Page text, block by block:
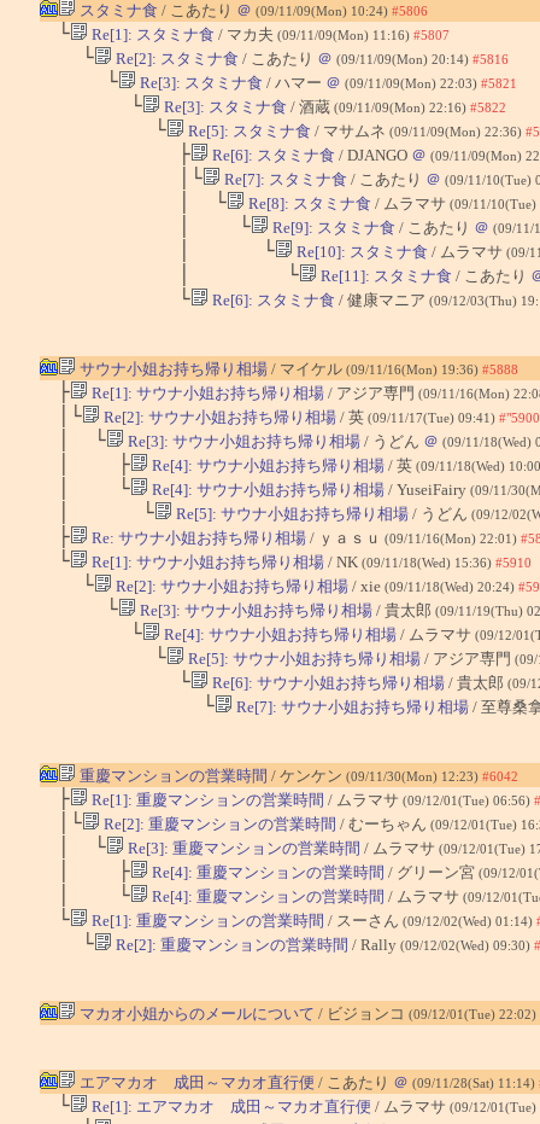
スタミナ食 / こあたり ＠ (09/11/09(Mon) 10:24) #5806
└ Re[1]: スタミナ食 / マカ夫 (09/11/09(Mon) 11:16) #5807
└ Re[2]: スタミナ食 / こあたり ＠ (09/11/09(Mon) 20:14) #5816
└ Re[3]: スタミナ食 / ハマー ＠ (09/11/09(Mon) 22:03) #5821
└ Re[3]: スタミナ食 / 酒蔵 (09/11/09(Mon) 22:16) #5822
└ Re[5]: スタミナ食 / マサムネ (09/11/09(Mon) 22:36)
├ Re[6]: スタミナ食 / DJANGO ＠ (09/11/09(Mon)
│└ Re[7]: スタミナ食 / こあたり ＠ (09/11/10(Tue)
│ └ Re[8]: スタミナ食 / ムラマサ (09/11/
│ └ Re[9]: スタミナ食 / こあたり ＠ (09/11/
│ └ Re[10]: スタミナ食 / ムラマサ (09/
│ └ Re[11]: スタミナ食 / こあたり
└ Re[6]: スタミナ食 / 健康マニア (09/12/03(Thu)
サウナ小姐お持ち帰り相場/ マイケル (09/11/16(Mon) 19:36) #5888
├ Re[1]: サウナ小姐お持ち帰り相場/ アジア専門 (09/11/16(Mon)
│└ Re[2]: サウナ小姐お持ち帰り相場/ 英 (09/11/17(Tue) 09:41) #"5900
│ └ Re[3]: サウナ小姐お持ち帰り相場/ うどん ＠ (09/11/18(Wed)
│ ├ Re[4]: サウナ小姐お持ち帰り相場/ 英 (09/11/18(Wed)
│ └ Re[4]: サウナ小姐お持ち帰り相場/ YuseiFairy (09/11/
│ └ Re[5]: サウナ小姐お持ち帰り相場/ うどん (09/12/
├ Re: サウナ小姐お持ち帰り相場/ ｙａｓｕ (09/11/16(Mon) 22:01)
└ Re[1]: サウナ小姐お持ち帰り相場/ NK (09/11/18(Wed) 15:36) #5910
└ Re[2]: サウナ小姐お持ち帰り相場/ xie (09/11/18(Wed) 20:24)
└ Re[3]: サウナ小姐お持ち帰り相場/ 貴太郎 (09/11/19(Thu)
└ Re[4]: サウナ小姐お持ち帰り相場/ ムラマサ (09/12/
└ Re[5]: サウナ小姐お持ち帰り相場/ アジア専門 (09/
└ Re[6]: サウナ小姐お持ち帰り相場/ 貴太郎 (09/
└ Re[7]: サウナ小姐お持ち帰り相場/ 至尊桑
重慶マンションの営業時間 / ケンケン (09/11/30(Mon) 12:23) #6042
├ Re[1]: 重慶マンションの営業時間 / ムラマサ (09/12/01(Tue) 06:56)
│└ Re[2]: 重慶マンションの営業時間 / むーちゃん (09/12/01(Tue)
│ └ Re[3]: 重慶マンションの営業時間 / ムラマサ (09/12/01(Tue)
│ ├ Re[4]: 重慶マンションの営業時間 / グリーン宮 (09/12/
│ └ Re[4]: 重慶マンションの営業時間 / ムラマサ (09/12/
└ Re[1]: 重慶マンションの営業時間 / スーさん (09/12/02(Wed) 01:14)
└ Re[2]: 重慶マンションの営業時間 / Rally (09/12/02(Wed) 09:30)
マカオ小姐からのメールについて / ビジョンコ (09/12/01(Tue) 22:02)
エアマカオ 成田～マカオ直行便 / こあたり ＠ (09/11/28(Sat) 11:14)
└ Re[1]: エアマカオ 成田～マカオ直行便 / ムラマサ (09/12/